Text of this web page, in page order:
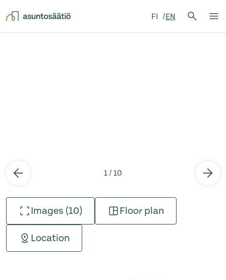
FI EN
Search
1 / 10
Images (10) Floor plan
Location